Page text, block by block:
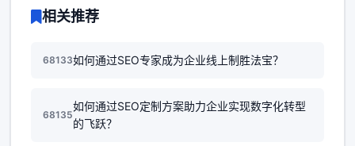
相关推荐
68133如何通过SEO专家成为企业线上制胜法宝？
68135
如何通过SEO定制方案助力企业实现数字化转型
的飞跃？